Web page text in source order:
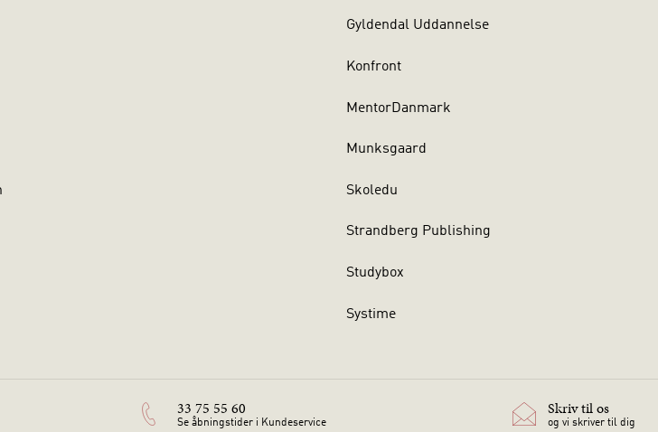
Gyldendal Uddannelse
Konfront
MentorDanmark
Munksgaard
Skoledu
Strandberg Publishing
Studybox
Systime
33 75 55 60
Se åbningstider i Kundeservice
Skriv til os
og vi skriver til dig